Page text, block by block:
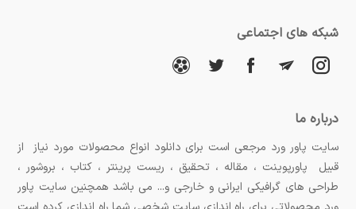
شبکه های اجتماعی
درباره ما
سایت پاور ورد مرجعی است برای دانلود انواع محصولات مورد نیاز از
قبیل پاورپوینت ، مقاله ، تحقیق ، ریست پرینتر ، کتاب ، بروشور ،
طراحی های گرافیکی ایرانی و خارجی و... می باشد همچنین سایت پاور